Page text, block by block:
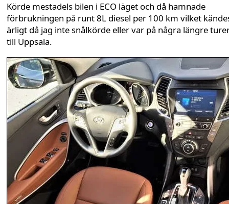
Körde mestadels bilen i ECO läget och då hamnade
förbrukningen på runt 8L diesel per 100 km vilket
ärligt då jag inte snålkörde eller var på några längre
till Uppsala.